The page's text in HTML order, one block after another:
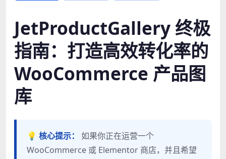
JetProductGallery 终极
指南：打造高效转化率的
WooCommerce 产品图
库
💡 核心提示：
如果你正在运营一个
WooCommerce 或 Elementor 商店，并且希望